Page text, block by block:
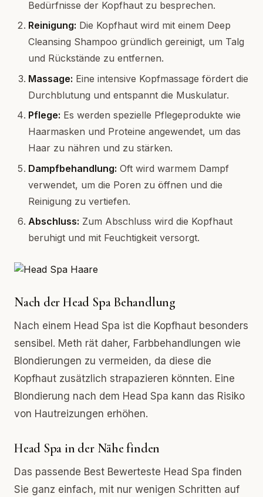
Bedürfnisse der Kopfhaut zu besprechen.
Reinigung: Die Kopfhaut wird mit einem Deep
Cleansing Shampoo gründlich gereinigt, um Talg
und Rückstände zu entfernen.
Massage: Eine intensive Kopfmassage fördert die
Durchblutung und entspannt die Muskulatur.
Pflege: Es werden spezielle Pflegeprodukte wie
Haarmasken und Proteine angewendet, um das
Haar zu nähren und zu stärken.
Dampfbehandlung: Oft wird warmem Dampf
verwendet, um die Poren zu öffnen und die
Reinigung zu vertiefen.
Abschluss: Zum Abschluss wird die Kopfhaut
beruhigt und mit Feuchtigkeit versorgt.
Nach der Head Spa Behandlung
Nach einem Head Spa ist die Kopfhaut besonders
sensibel. Meth rät daher, Farbbehandlungen wie
Blondierungen zu vermeiden, da diese die
Kopfhaut zusätzlich strapazieren könnten. Eine
Blondierung nach dem Head Spa kann das Risiko
von Hautreizungen erhöhen.
Head Spa in der Nähe finden
Das passende Best Bewerteste Head Spa finden
Sie ganz einfach, mit nur wenigen Schritten auf